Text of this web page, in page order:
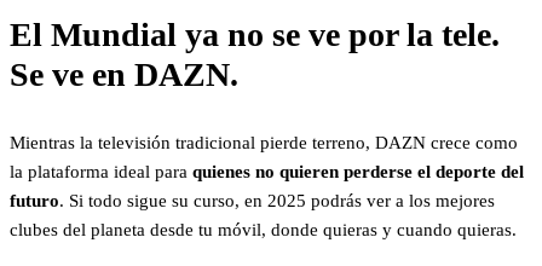
El Mundial ya no se ve por la tele.
Se ve en DAZN.
Mientras la televisión tradicional pierde terreno, DAZN crece como
la plataforma ideal para quienes no quieren perderse el deporte del
futuro. Si todo sigue su curso, en 2025 podrás ver a los mejores
clubes del planeta desde tu móvil, donde quieras y cuando quieras.